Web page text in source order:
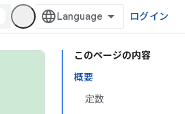
ログイン
このページの内容
概要
定数